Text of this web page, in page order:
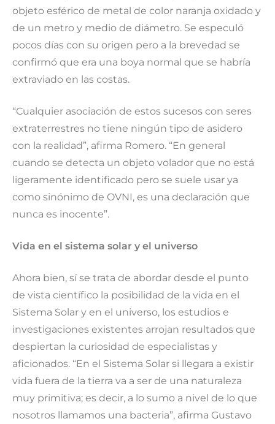
objeto esférico de metal de color naranja oxidado y
de un metro y medio de diámetro. Se especuló
pocos días con su origen pero a la brevedad se
confirmó que era una boya normal que se habría
extraviado en las costas.
“Cualquier asociación de estos sucesos con seres
extraterrestres no tiene ningún tipo de asidero
con la realidad”, afirma Romero. “En general
cuando se detecta un objeto volador que no está
ligeramente identificado pero se suele usar ya
como sinónimo de OVNI, es una declaración que
nunca es inocente”.
Vida en el sistema solar y el universo
Ahora bien, sí se trata de abordar desde el punto
de vista científico la posibilidad de la vida en el
Sistema Solar y en el universo, los estudios e
investigaciones existentes arrojan resultados que
despiertan la curiosidad de especialistas y
aficionados. “En el Sistema Solar si llegara a existir
vida fuera de la tierra va a ser de una naturaleza
muy primitiva; es decir, a lo sumo a nivel de lo que
nosotros llamamos una bacteria”, afirma Gustavo